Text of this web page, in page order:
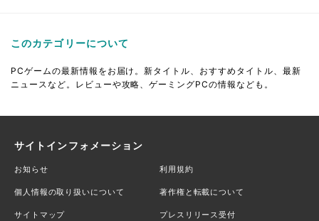
このカテゴリーについて
PCゲームの最新情報をお届け。新タイトル、おすすめタイトル、最新
ニュースなど。レビューや攻略、ゲーミングPCの情報なども。
サイトインフォメーション
お知らせ 利用規約
個人情報の取り扱いについて 著作権と転載について
サイトマップ プレスリリース受付